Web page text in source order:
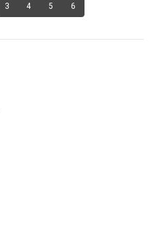
3 4 5 6